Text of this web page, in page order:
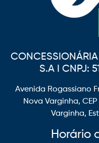
S.A I CNPJ:
Avenida Rogassiano
Nova Varginha,
Varginha,
Horário